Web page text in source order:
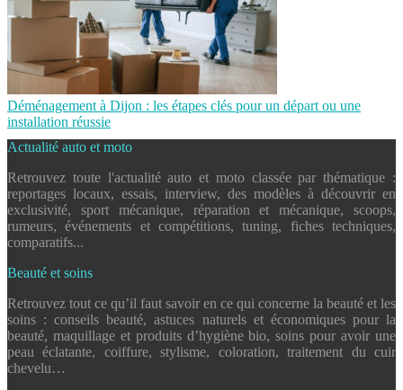
Déménagement à Dijon : les étapes clés pour un départ ou une
installation réussie
Actualité auto et moto
Retrouvez toute l'actualité auto et moto classée par thématique :
reportages locaux, essais, interview, des modèles à découvrir en
exclusivité, sport mécanique, réparation et mécanique, scoops,
rumeurs, événements et compétitions, tuning, fiches techniques,
comparatifs...
Beauté et soins
Retrouvez tout ce qu’il faut savoir en ce qui concerne la beauté et les
soins : conseils beauté, astuces naturels et économiques pour la
beauté, maquillage et produits d’hygiène bio, soins pour avoir une
peau éclatante, coiffure, stylisme, coloration, traitement du cuir
chevelu…